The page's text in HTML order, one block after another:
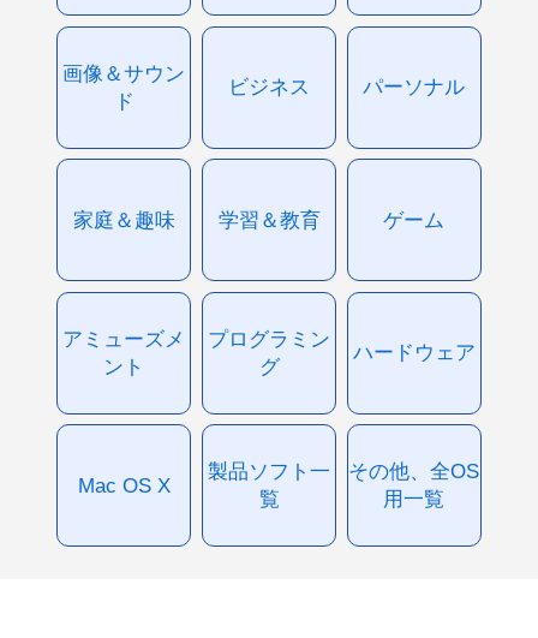
画像＆サウン
ド
ビジネス パーソナル
家庭＆趣味 学習＆教育 ゲーム
アミューズメ
ント
プログラミン
グ
ハードウェア
Mac OS X
製品ソフト一
覧
その他、全OS
用一覧